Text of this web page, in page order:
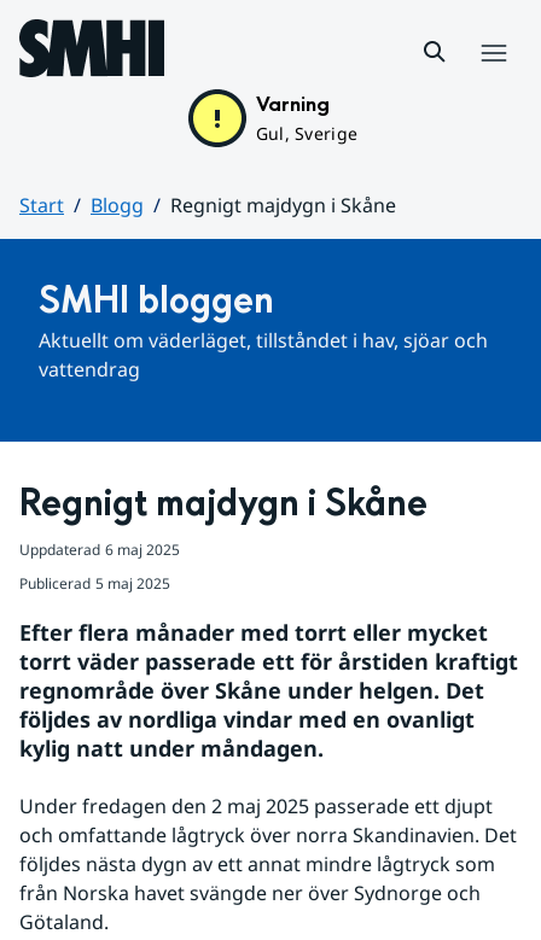
Hoppa till sidans innehåll
Varning
Gul, Sverige
Start Blogg
Regnigt majdygn i Skåne
SMHI bloggen
Aktuellt om väderläget, tillståndet i hav, sjöar och
vattendrag
Regnigt majdygn i Skåne
Uppdaterad 6 maj 2025
Publicerad 5 maj 2025
Efter flera månader med torrt eller mycket
torrt väder passerade ett för årstiden kraftigt
regnområde över Skåne under helgen. Det
följdes av nordliga vindar med en ovanligt
kylig natt under måndagen.
Under fredagen den 2 maj 2025 passerade ett djupt
och omfattande lågtryck över norra Skandinavien. Det
följdes nästa dygn av ett annat mindre lågtryck som
från Norska havet svängde ner över Sydnorge och
Götaland.